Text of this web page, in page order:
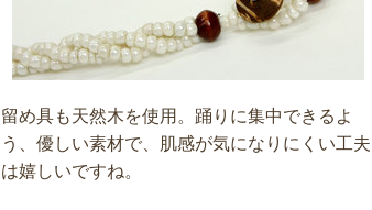
留め具も天然木を使用。踊りに集中できるよ
う、優しい素材で、肌感が気になりにくい工夫
は嬉しいですね。